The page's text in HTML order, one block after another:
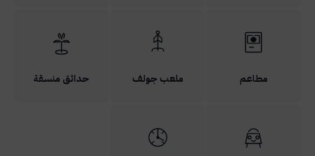
مطاعم ملعب جولف حدائق منسقة